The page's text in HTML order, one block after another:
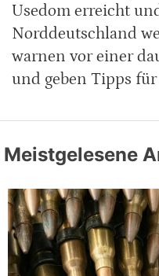
Usedom erreicht
Norddeutschland
warnen vor einer
und geben Tipps
Meistgelesene